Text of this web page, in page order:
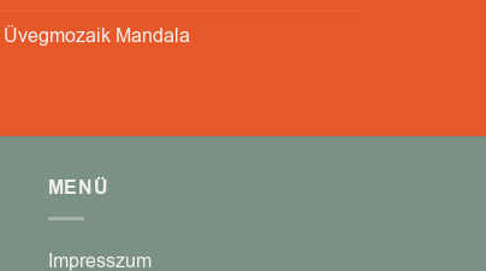
Mandala
MENÜ
Impresszum